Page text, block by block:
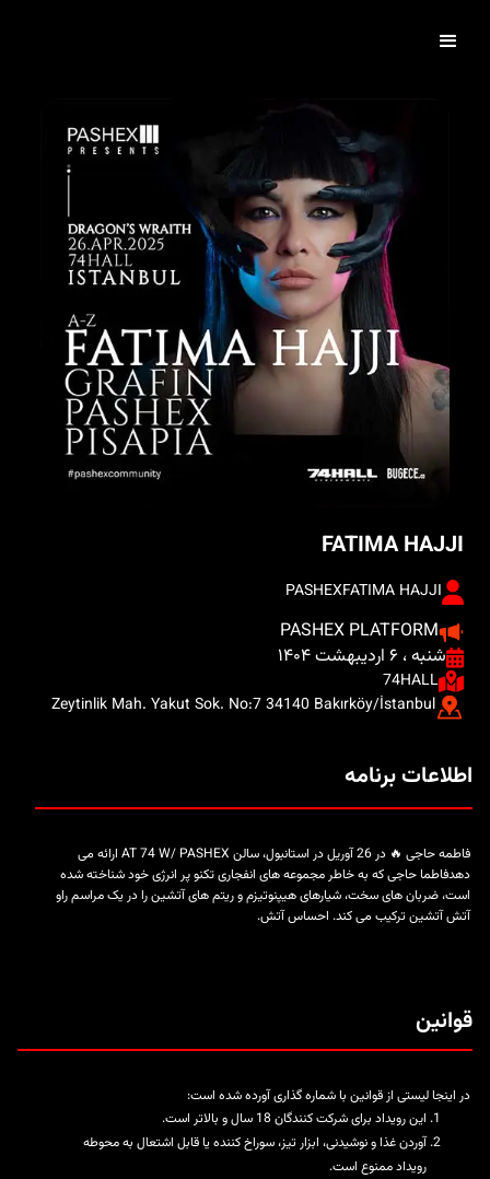
FATIMA HAJJI
FATIMA HAJJI
PASHEX
PASHEX PLATFORM
شنبه ، ۶ اردیبهشت ۱۴۰۴
74HALL
Zeytinlik Mah. Yakut Sok. No:7 34140 Bakırköy/İstanbul
اطلاعات برنامه
فاطمه حاجی 🔥 در 26 آوریل در استانبول، سالن AT 74 W/ PASHEX ارائه می
دهدفاطما حاجی که به خاطر مجموعه های انفجاری تکنو پر انرژی خود شناخته شده
است، ضربان های سخت، شیارهای هیپنوتیزم و ریتم های آتشین را در یک مراسم راو
آتش آتشین ترکیب می کند. احساس آتش.
قوانین
در اینجا لیستی از قوانین با شماره گذاری آورده شده است:
این رویداد برای شرکت کنندگان 18 سال و بالاتر است.
آوردن غذا و نوشیدنی، ابزار تیز، سوراخ کننده یا قابل اشتعال به محوطه
رویداد ممنوع است.